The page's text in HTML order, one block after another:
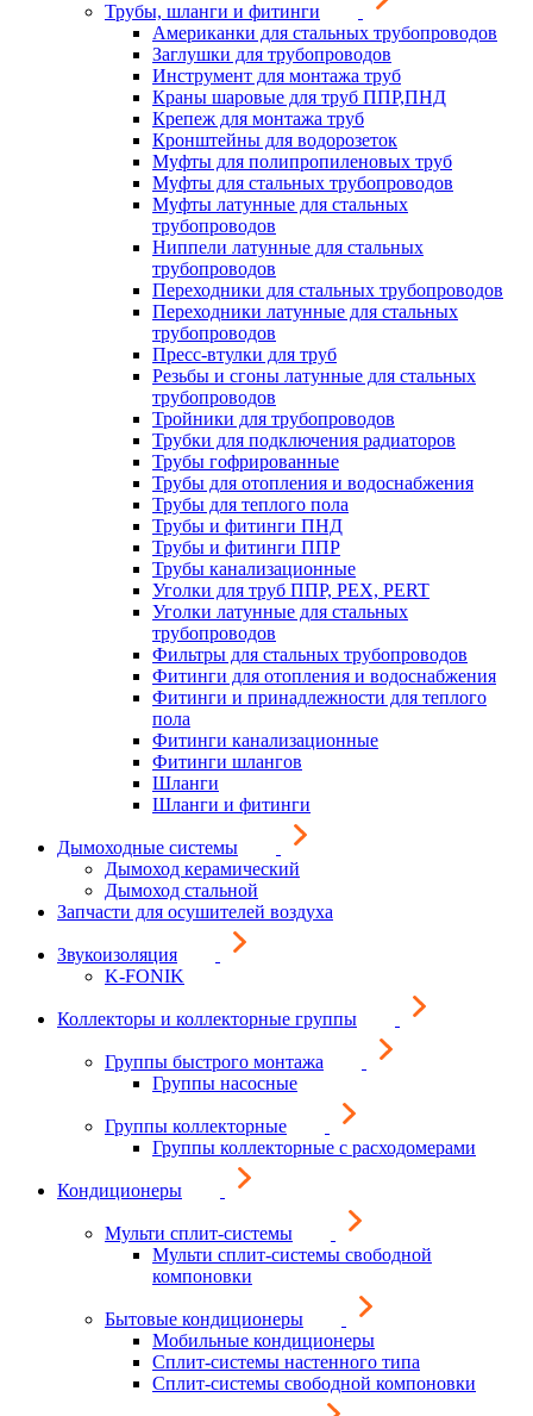
Трубы, шланги и фитинги
Американки для стальных трубопроводов
Заглушки для трубопроводов
Инструмент для монтажа труб
Краны шаровые для труб ППР,ПНД
Крепеж для монтажа труб
Кронштейны для водорозеток
Муфты для полипропиленовых труб
Муфты для стальных трубопроводов
Муфты латунные для стальных
трубопроводов
Ниппели латунные для стальных
трубопроводов
Переходники для стальных трубопроводов
Переходники латунные для стальных
трубопроводов
Пресс-втулки для труб
Резьбы и сгоны латунные для стальных
трубопроводов
Тройники для трубопроводов
Трубки для подключения радиаторов
Трубы гофрированные
Трубы для отопления и водоснабжения
Трубы для теплого пола
Трубы и фитинги ПНД
Трубы и фитинги ППР
Трубы канализационные
Уголки для труб ППР, PEX, PERT
Уголки латунные для стальных
трубопроводов
Фильтры для стальных трубопроводов
Фитинги для отопления и водоснабжения
Фитинги и принадлежности для теплого
пола
Фитинги канализационные
Фитинги шлангов
Шланги
Шланги и фитинги
Дымоходные системы
Дымоход керамический
Дымоход стальной
Запчасти для осушителей воздуха
Звукоизоляция
K-FONIK
Коллекторы и коллекторные группы
Группы быстрого монтажа
Группы насосные
Группы коллекторные
Группы коллекторные с расходомерами
Кондиционеры
Мульти сплит-системы
Мульти сплит-системы свободной
компоновки
Бытовые кондиционеры
Мобильные кондиционеры
Сплит-системы настенного типа
Сплит-системы свободной компоновки